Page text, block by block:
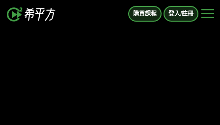
購買課程 登入/註冊